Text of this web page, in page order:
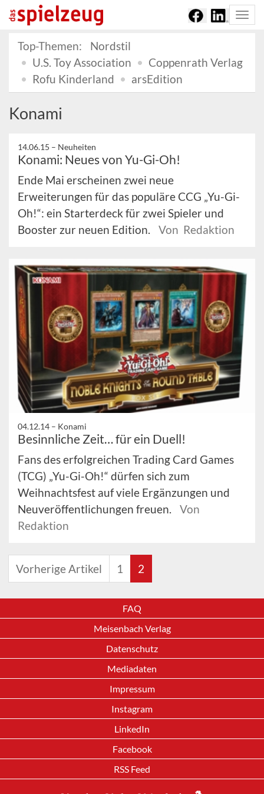
Top-Themen:
Nordstil
U.S. Toy Association
Coppenrath Verlag
Rofu Kinderland
arsEdition
Konami
14.06.15 – Neuheiten
Konami: Neues von Yu-Gi-Oh!
Ende Mai erscheinen zwei neue
Erweiterungen für das populäre CCG „Yu-Gi-
Oh!“: ein Starterdeck für zwei Spieler und
Booster zur neuen Edition.
Von Redaktion
04.12.14 – Konami
Besinnliche Zeit… für ein Duell!
Fans des erfolgreichen Trading Card Games
(TCG) „Yu-Gi-Oh!“ dürfen sich zum
Weihnachtsfest auf viele Ergänzungen und
Neuveröffentlichungen freuen.
Von
Redaktion
Vorherige Artikel 1 2
FAQ
Meisenbach Verlag
Datenschutz
Mediadaten
Impressum
Instagram
LinkedIn
Facebook
RSS Feed